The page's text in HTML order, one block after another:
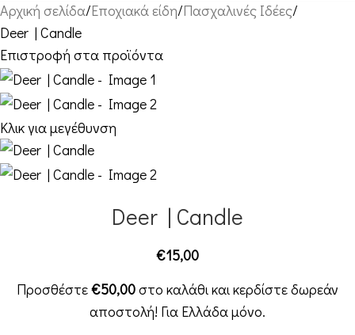
Αρχική σελίδα Εποχιακά είδη Πασχαλινές Ιδέες
Deer | Candle
Επιστροφή στα προϊόντα
Κλικ για μεγέθυνση
Deer | Candle
€15,00
Προσθέστε€50,00στο καλάθι και κερδίστε δωρεάν
αποστολή! Για Ελλάδα μόνο.